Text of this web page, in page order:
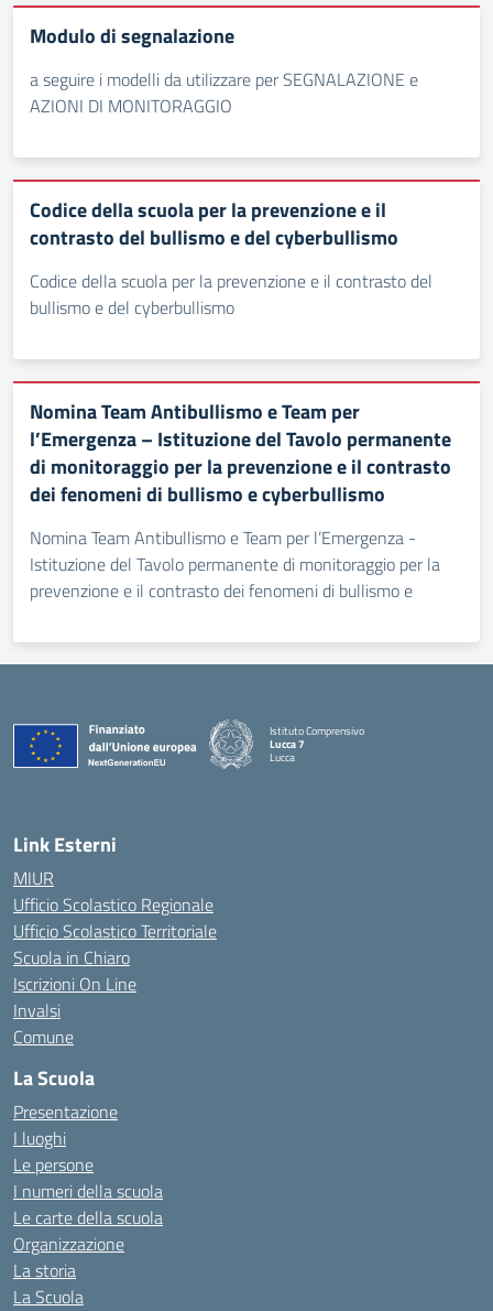
Modulo di segnalazione
a seguire i modelli da utilizzare per SEGNALAZIONE e
AZIONI DI MONITORAGGIO
Codice della scuola per la prevenzione e il
contrasto del bullismo e del cyberbullismo
Codice della scuola per la prevenzione e il contrasto del
bullismo e del cyberbullismo
Nomina Team Antibullismo e Team per
l’Emergenza – Istituzione del Tavolo permanente
di monitoraggio per la prevenzione e il contrasto
dei fenomeni di bullismo e cyberbullismo
Nomina Team Antibullismo e Team per l’Emergenza -
Istituzione del Tavolo permanente di monitoraggio per la
prevenzione e il contrasto dei fenomeni di bullismo e
Istituto Comprensivo
Lucca 7
Lucca
Link Esterni
MIUR
Ufficio Scolastico Regionale
Ufficio Scolastico Territoriale
Scuola in Chiaro
Iscrizioni On Line
Invalsi
Comune
La Scuola
Presentazione
I luoghi
Le persone
I numeri della scuola
Le carte della scuola
Organizzazione
La storia
La Scuola